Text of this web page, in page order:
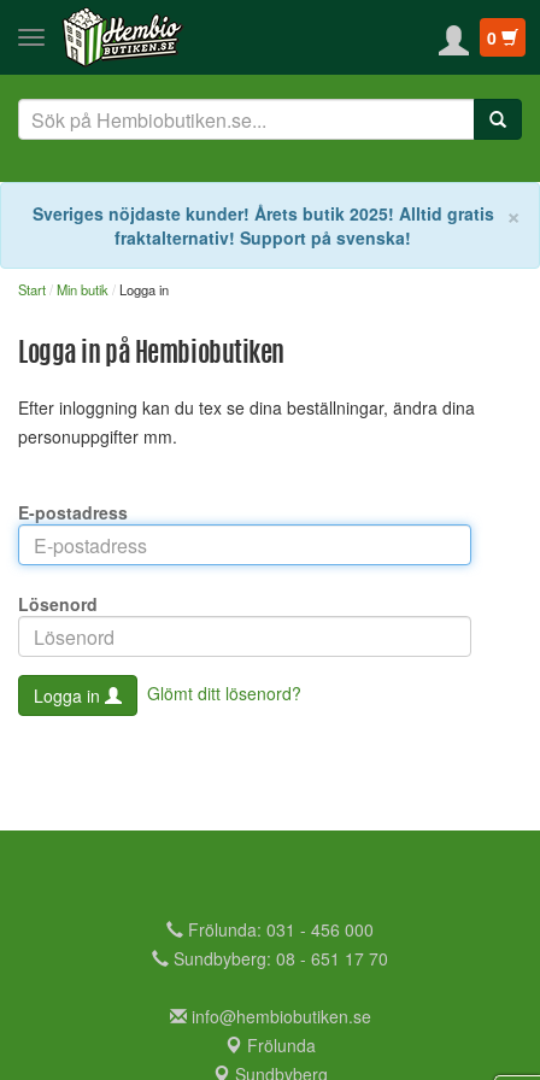
0
×
Sveriges nöjdaste kunder! Årets butik 2025! Alltid gratis
fraktalternativ! Support på svenska!
Start Min butik Logga in
Logga in på Hembiobutiken
Efter inloggning kan du tex se dina beställningar, ändra dina
personuppgifter mm.
E-postadress
Lösenord
Logga in Glömt ditt lösenord?
Frölunda: 031 - 456 000
Sundbyberg: 08 - 651 17 70
info@hembiobutiken.se
Frölunda
Sundbyberg